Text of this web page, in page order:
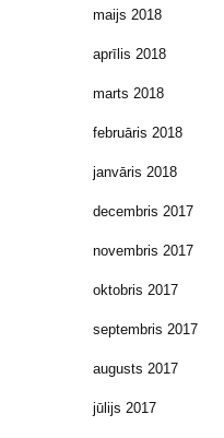
maijs 2018
aprīlis 2018
marts 2018
februāris 2018
janvāris 2018
decembris 2017
novembris 2017
oktobris 2017
septembris 2017
augusts 2017
jūlijs 2017